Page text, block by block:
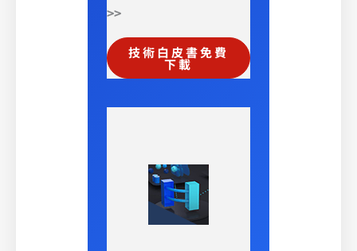
>>
技術白皮書免費
下載